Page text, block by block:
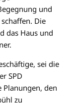
und
Die
das Haus und
sei die
SPD
den
zu